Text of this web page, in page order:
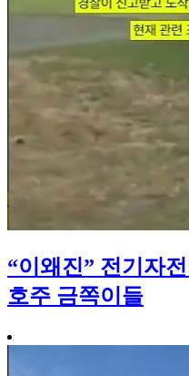
“이왜진” 전기자
호주 금쪽이들